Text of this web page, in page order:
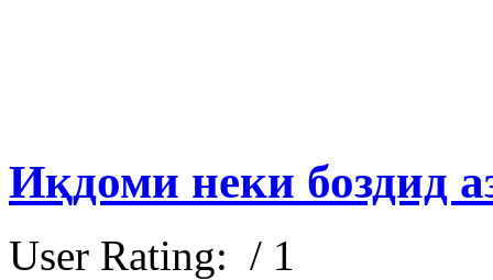
Иқдоми неки боздид
User Rating: / 1